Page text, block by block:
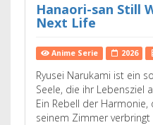
Hanaori-san Still
Next Life
Anime Serie 2026
Ryusei Narukami ist ein
Seele, die ihr Lebensziel
Ein Rebell der Harmonie,
seinem Zimmer